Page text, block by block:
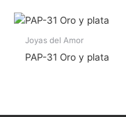
Joyas del Amor
PAP-31 Oro y plata